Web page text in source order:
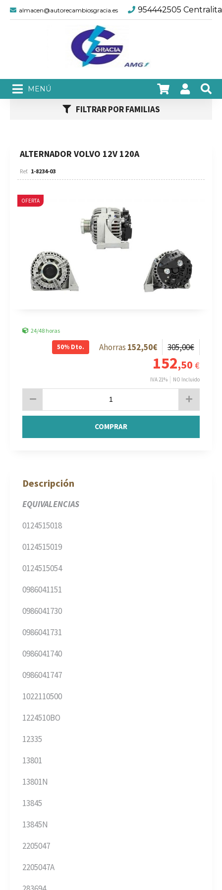
almacen@autorecambiosgracia.es 954442505 Centralita
FILTRAR POR FAMILIAS
ALTERNADOR VOLVO 12V 120A
1-8234-03
OFERTA
24/48 horas
50% Dto. 152,50€ 305,00€
152,50 €
IVA 21% NO Incluido
COMPRAR
Descripción
EQUIVALENCIAS
0124515018
0124515019
0124515054
0986041151
0986041730
0986041731
0986041740
0986041747
1022110500
1224510BO
12335
13801
13801N
13845
13845N
2205047
2205047A